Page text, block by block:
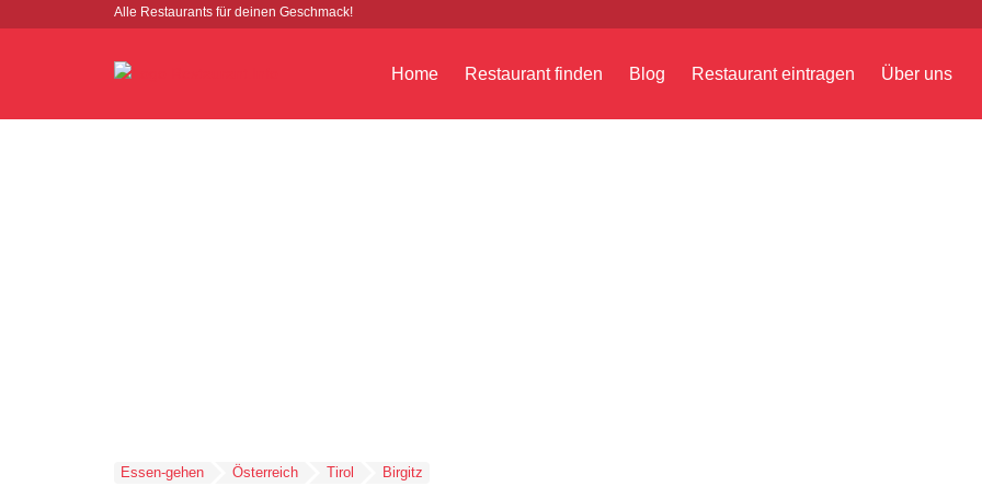
Alle Restaurants für deinen Geschmack!
Home Restaurant finden Blog Restaurant eintragen Über uns
Essen-gehen Österreich Tirol Birgitz